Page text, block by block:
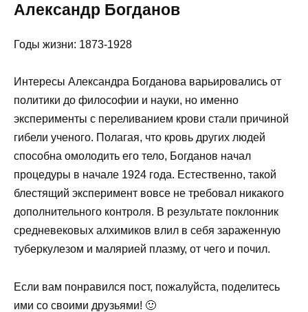
Александр Богданов
Годы жизни: 1873-1928
Интересы Александра Богданова варьировались от
политики до философии и науки, но именно
эксперименты с переливанием крови стали причиной
гибели ученого. Полагая, что кровь других людей
способна омолодить его тело, Богданов начал
процедуры в начале 1924 года. Естественно, такой
блестящий эксперимент вовсе не требовал никакого
дополнительного контроля. В результате поклонник
средневековых алхимиков влил в себя зараженную
туберкулезом и малярией плазму, от чего и почил.
Если вам понравился пост, пожалуйста, поделитесь
ими со своими друзьями! 🙂